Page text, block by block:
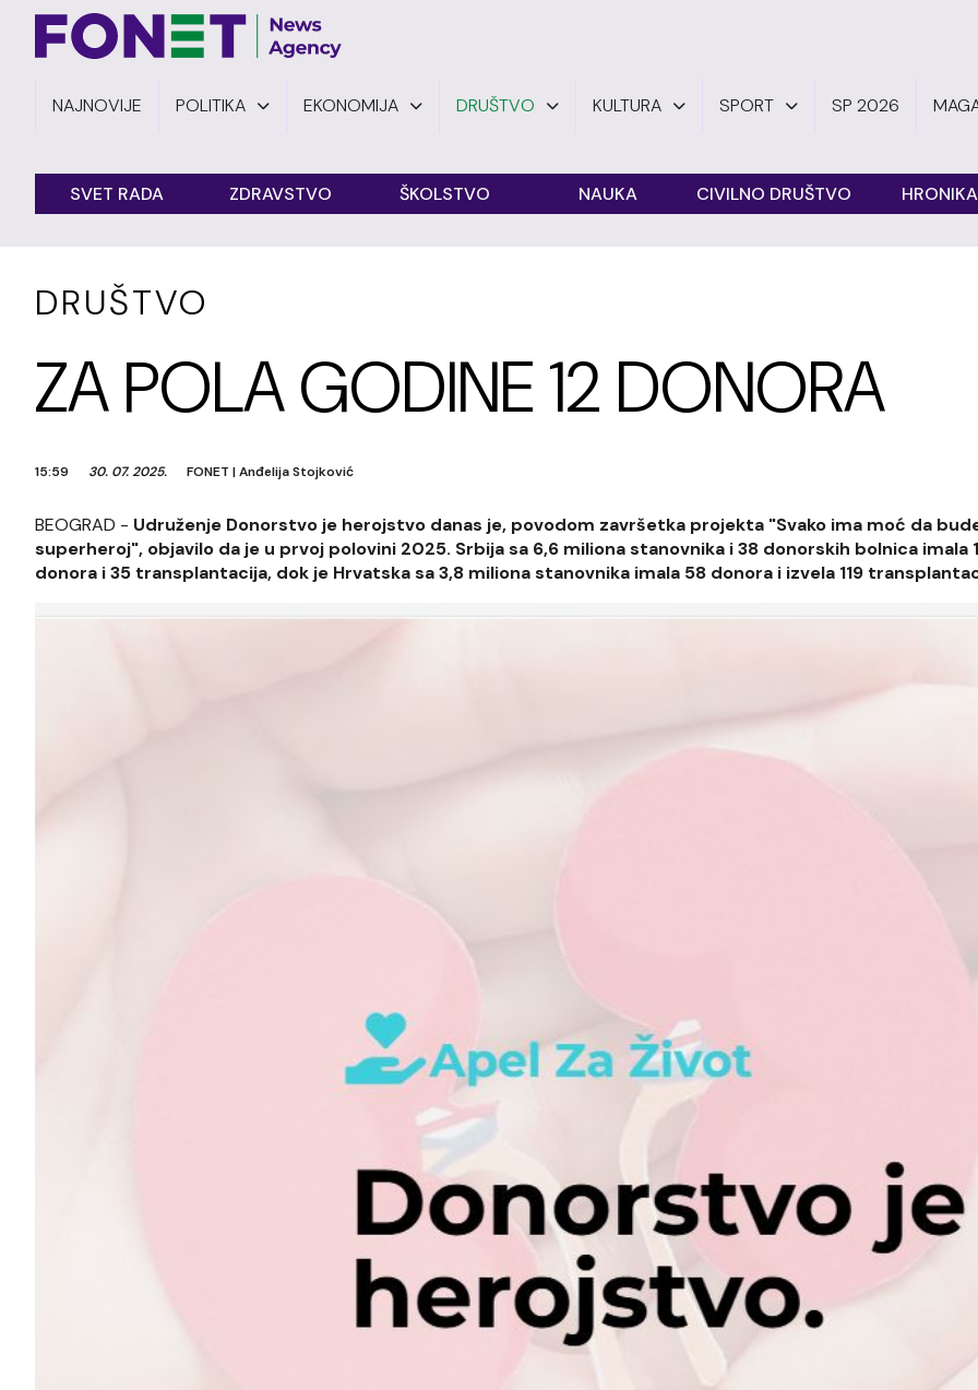
NAJNOVIJE POLITIKA EKONOMIJA DRUŠTVO KULTURA SPORT SP 2026
SVET RADA ZDRAVSTVO ŠKOLSTVO NAUKA CIVILNO DRUŠTVO HRONIKA
DRUŠTVO
ZA POLA GODINE 12 DONORA
15:59 30. 07. 2025. FONET |Anđelija Stojković
BEOGRAD - Udruženje Donorstvo je herojstvo danas je, povodom završetka projekta "Svako ima moć da
superheroj", objavilo da je u prvoj polovini 2025. Srbija sa 6,6 miliona stanovnika i 38 donorskih bolnica imala
donora i 35 transplantacija, dok je Hrvatska sa 3,8 miliona stanovnika imala 58 donora i izvela 119